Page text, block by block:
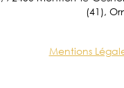
(41),
Mentions